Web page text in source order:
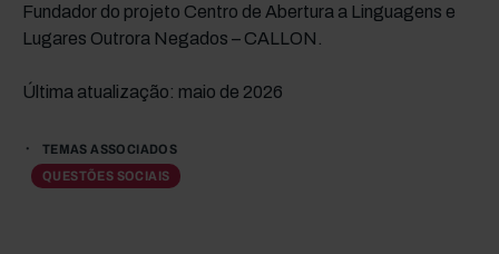
Fundador do projeto Centro de Abertura a Linguagens e
Lugares Outrora Negados – CALLON.
Última atualização: maio de 2026
TEMAS ASSOCIADOS
QUESTÕES SOCIAIS